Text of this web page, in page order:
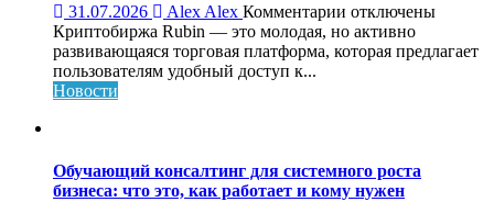
31.07.2026 Alex Alex Комментарии к
записи
Криптобиржа
платформы
отключены
Криптобиржа Rubin — это молодая, но активно
развивающаяся торговая платформа, которая предлагает
пользователям удобный доступ к...
Новости
Обучающий консалтинг для системного роста
бизнеса: что это, как работает и кому нужен